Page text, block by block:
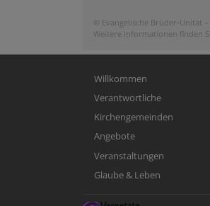
© Evangelische Brüder-Unität –
Weitere Informationen finden
Hauptnavigation
Willkommen
Verantwortliche
Kirchengemeinden
Angebote
Veranstaltungen
Glaube & Leben